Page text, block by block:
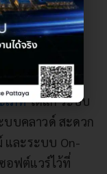
หรือ
เภทได้แก่ ระบบ
บคลาวด์ สะดวก
และระบบ On-
อฟต์แวร์ไว้ที่